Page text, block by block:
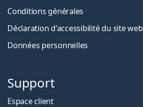
Conditions générales
Déclaration d'accessibilité du site web
Données personnelles
Support
Espace client